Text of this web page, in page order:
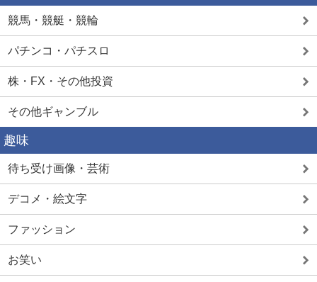
競馬・競艇・競輪
パチンコ・パチスロ
株・FX・その他投資
その他ギャンブル
趣味
待ち受け画像・芸術
デコメ・絵文字
ファッション
お笑い